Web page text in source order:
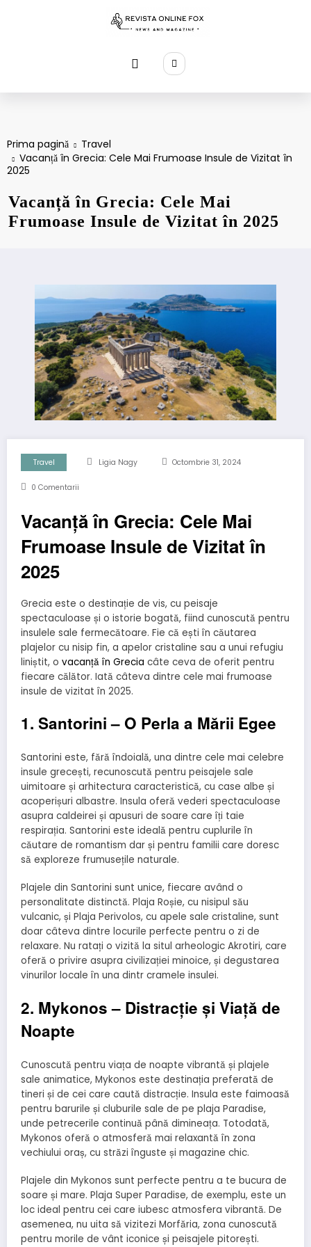
Prima pagină
Travel
Vacanță în Grecia: Cele Mai Frumoase Insule de Vizitat în
2025
Vacanță în Grecia: Cele Mai
Frumoase Insule de Vizitat în 2025
Travel Ligia Nagy Octombrie 31, 2024
0 Comentarii
Vacanță în Grecia: Cele Mai
Frumoase Insule de Vizitat în
2025
Grecia este o destinație de vis, cu peisaje
spectaculoase și o istorie bogată, fiind cunoscută pentru
insulele sale fermecătoare. Fie că ești în căutarea
plajelor cu nisip fin, a apelor cristaline sau a unui refugiu
liniștit, o vacanță în Grecia câte ceva de oferit pentru
fiecare călător. Iată câteva dintre cele mai frumoase
insule de vizitat în 2025.
1. Santorini – O Perla a Mării Egee
Santorini este, fără îndoială, una dintre cele mai celebre
insule grecești, recunoscută pentru peisajele sale
uimitoare și arhitectura caracteristică, cu case albe și
acoperișuri albastre. Insula oferă vederi spectaculoase
asupra caldeirei și apusuri de soare care îți taie
respirația. Santorini este ideală pentru cuplurile în
căutare de romantism dar și pentru familii care doresc
să exploreze frumusețile naturale.
Plajele din Santorini sunt unice, fiecare având o
personalitate distinctă. Plaja Roșie, cu nisipul său
vulcanic, și Plaja Perivolos, cu apele sale cristaline, sunt
doar câteva dintre locurile perfecte pentru o zi de
relaxare. Nu ratați o vizită la situl arheologic Akrotiri, care
oferă o privire asupra civilizației minoice, și degustarea
vinurilor locale în una dintr cramele insulei.
2. Mykonos – Distracție și Viață de
Noapte
Cunoscută pentru viața de noapte vibrantă și plajele
sale animatice, Mykonos este destinația preferată de
tineri și de cei care caută distracție. Insula este faimoasă
pentru barurile și cluburile sale de pe plaja Paradise,
unde petrecerile continuă până dimineața. Totodată,
Mykonos oferă o atmosferă mai relaxantă în zona
vechiului oraș, cu străzi înguste și magazine chic.
Plajele din Mykonos sunt perfecte pentru a te bucura de
soare și mare. Plaja Super Paradise, de exemplu, este un
loc ideal pentru cei care iubesc atmosfera vibrantă. De
asemenea, nu uita să vizitezi Morfăria, zona cunoscută
pentru morile de vânt iconice și peisajele pitorești.